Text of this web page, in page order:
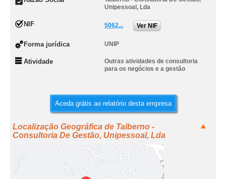
Unipessoal, Lda
NIF 5062... Ver NIF
Forma jurídica UNIP
Atividade
Outras atividades de consultoria
para os negócios e a gestão
Aceda grátis ao relatório desta empresa
Localização Geográfica de Talberno -
Consultoria De Gestão, Unipessoal, Lda